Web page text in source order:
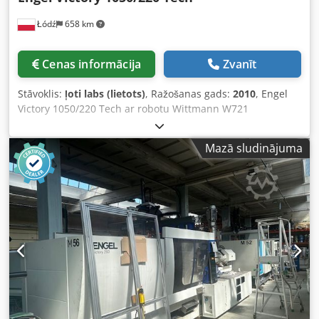
Łódź 658 km
Cenas informācija Zvanīt
Stāvoklis: ļoti labs (lietots), Ražošanas gads: 2010, Engel
Victory 1050/220 Tech ar robotu Wittmann W721
Ražošanas gads: 2010 Iesmidzināšanas bloks:
Djdpozpaukjfx Apmsck Skrūves diametrs: 55 mm
Iesmidzināmā materiāla svars: apm. 480 g
Iesmidzināšanas spiediens: 2053 bāri Dozēšanas tilpums:
511 cm³ Nosprādzēšanas bloks: Nosprādzēšanas spēks:
220 t Stieņu attālums: 0x0 mm Spaiļu izmērs: 880x830 mm
Izstumējs: hidraulisks Nosprādzēšanas bloks: hidraulisks
Vadība: CC 200 – skārienekrāns Papildu aprīkojums:
Mašīna bez stieņiem Euromap 67 Robotizācijas interfeiss
Gaisa vārsts x 3 Hidrauliskais serdeņu vilcējs x 3 Vadība ar
karsto kanālu sistēmu x 30 Iesmidzināšanas bloks ar
termiski apstrādātu bimetāla materiālu Proporcionālais
vārsts iesmidzināšanas blokā – precīza iesmidzināšana
Mazā sludinājuma